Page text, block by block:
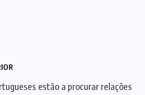
estão a procurar relações